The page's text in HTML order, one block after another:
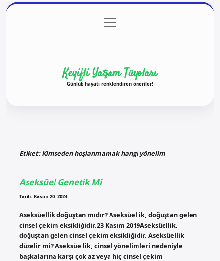
Gizlilik Politikası
menüyü
aç
Keyifli Yaşam Tüyoları
Günlük hayatı renklendiren öneriler!
Etiket:Kimseden hoşlanmamak hangi yönelim
Aseksüel Genetik Mi
Tarih: Kasım 20, 2024
Aseksüellik doğuştan mıdır? Aseksüellik, doğuştan gelen
cinsel çekim eksikliğidir.23 Kasım 2019Aseksüellik,
doğuştan gelen cinsel çekim eksikliğidir. Aseksüellik
düzelir mi? Aseksüellik, cinsel yönelimleri nedeniyle
başkalarına karşı çok az veya hiç cinsel çekim